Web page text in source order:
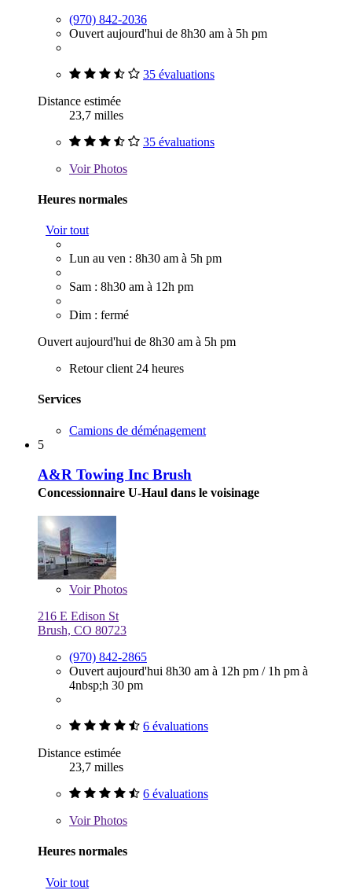
(970) 842-2036
Ouvert aujourd'hui de 8h30 am à 5h pm
35 évaluations
Distance estimée
23,7 milles
35 évaluations
VoirPhotos
Heures normales
Voir tout
Lun au ven : 8h30 am à 5h pm
Sam : 8h30 am à 12h pm
Dim : fermé
Ouvert aujourd'hui de 8h30 am à 5h pm
Retour client 24 heures
Services
Camions de déménagement
5
A&R Towing Inc Brush
Concessionnaire U-Haul dans le voisinage
VoirPhotos
216 E Edison St
Brush, CO 80723
(970) 842-2865
Ouvert aujourd'hui 8h30 am à 12h pm / 1h pm à
4nbsp;h 30 pm
6 évaluations
Distance estimée
23,7 milles
6 évaluations
VoirPhotos
Heures normales
Voir tout